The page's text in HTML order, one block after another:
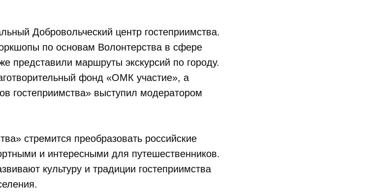
Добровольческий центр гостеприимства.
по основам Волонтерства в сфере
представили маршруты экскурсий по городу.
фонд «ОМК участие», а
гостеприимства» выступил модератором
стремится преобразовать российские
и интересными для путешественников.
культуру и традиции гостеприимства